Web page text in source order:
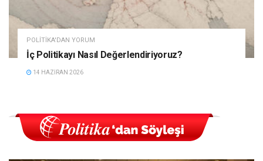
POLITIKA'DAN YORUM
İç Politikayı Nasıl Değerlendiriyoruz?
14 HAZIRAN 2026